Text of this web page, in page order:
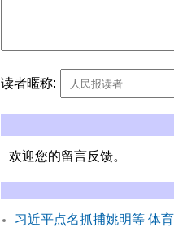
读者暱称:
欢迎您的留言反馈。
习近平点名抓捕姚明等 体